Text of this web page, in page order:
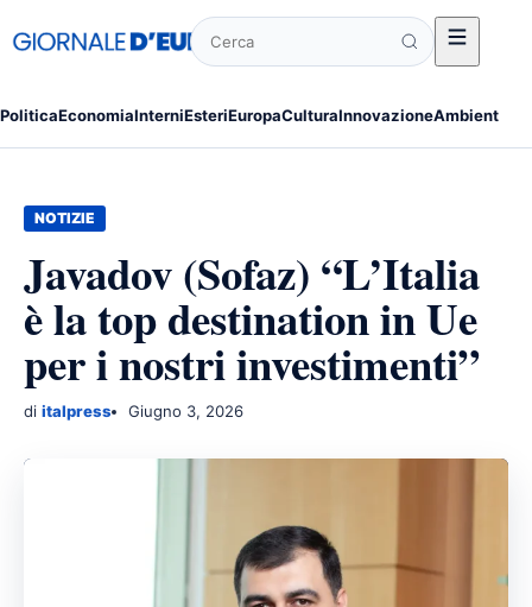
PoliticaEconomiaInterniEsteriEuropaCulturaInnovazioneAmbiente
Cerca
NOTIZIE
Javadov (Sofaz) “L’Italia
è la top destination in Ue
per i nostri investimenti”
di italpress Giugno 3, 2026